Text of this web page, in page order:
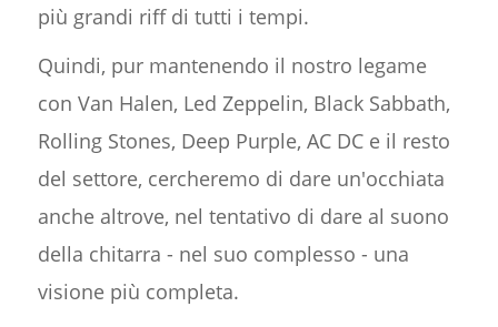
più grandi riff di tutti i tempi.
Quindi, pur mantenendo il nostro legame
con Van Halen, Led Zeppelin, Black Sabbath,
Rolling Stones, Deep Purple, AC DC e il resto
del settore, cercheremo di dare un'occhiata
anche altrove, nel tentativo di dare al suono
della chitarra - nel suo complesso - una
visione più completa.